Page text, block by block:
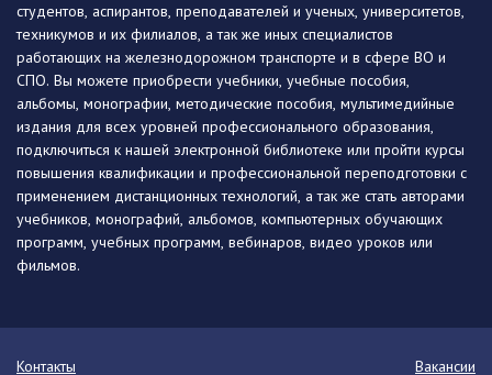
студентов, аспирантов, преподавателей и ученых, университетов,
техникумов и их филиалов, а так же иных специалистов
работающих на железнодорожном транспорте и в сфере ВО и
СПО. Вы можете приобрести учебники, учебные пособия,
альбомы, монографии, методические пособия, мультимедийные
издания для всех уровней профессионального образования,
подключиться к нашей электронной библиотеке или пройти курсы
повышения квалификации и профессиональной переподготовки с
применением дистанционных технологий, а так же стать авторами
учебников, монографий, альбомов, компьютерных обучающих
программ, учебных программ, вебинаров, видео уроков или
фильмов.
Контакты Вакансии